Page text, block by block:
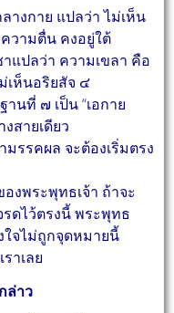
งกาย แปลว่า ไม่เห็น
วามตื่น คงอยู่ใต้
แปลว่า ความเขลา คือ
เห็นอริยสัจ ๔
นที่ ๗ เป็น “เอกาย
งสายเดียว
รรคผล จะต้องเริ่มตรง
พระพุทธเจ้า ถ้าจะ
รดไว้ตรงนี้พระพุทธ
ใจไม่ถูกจุดหมายนี้
าเลย
ล่าว